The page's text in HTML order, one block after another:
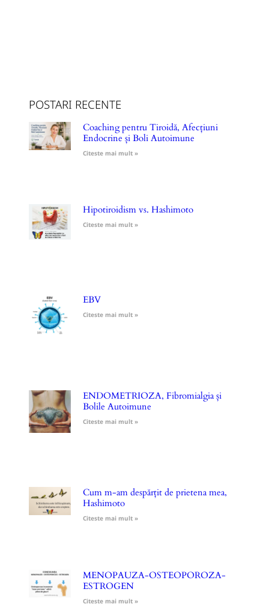
POSTARI RECENTE
Coaching pentru Tiroidă, Afecțiuni
Endocrine și Boli Autoimune
Citeste mai mult »
Hipotiroidism vs. Hashimoto
Citeste mai mult »
EBV
Citeste mai mult »
ENDOMETRIOZA, Fibromialgia și
Bolile Autoimune
Citeste mai mult »
Cum m-am despărțit de prietena mea,
Hashimoto
Citeste mai mult »
MENOPAUZA-OSTEOPOROZA-
ESTROGEN
Citeste mai mult »